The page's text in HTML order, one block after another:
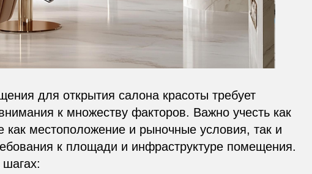
для открытия салона красоты требует
к множеству факторов. Важно учесть как
как местоположение и рыночные условия, так и
к площади и инфраструктуре помещения.